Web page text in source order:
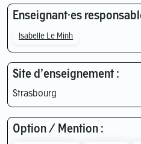
Enseignant·es
Isabelle Le Minh
Site d’enseignement :
Strasbourg
Option / Mention :